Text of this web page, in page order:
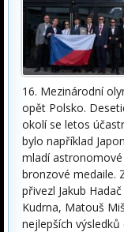
16. Mezinárodní
opět Polsko.
okolí se letos
bylo například
mladí
bronzové medaile.
přivezl Jakub
Kudrna, Matouš
nejlepších